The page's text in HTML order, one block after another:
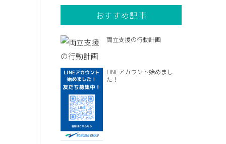
おすすめ記事
両立支援の行動計画
LINEアカウント始めまし
た！